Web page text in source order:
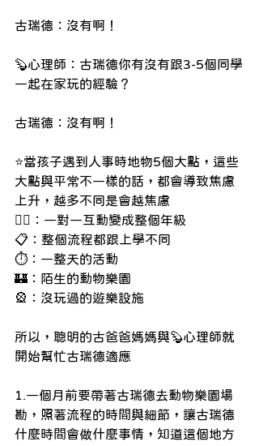
古瑞德：沒有啊！
🦫心理師：古瑞德你有沒有跟3-5個同學
一起在家玩的經驗？
古瑞德：沒有啊！
⭐️當孩子遇到人事時地物5個大點，這些
大點與平常不一樣的話，都會導致焦慮
上升，越多不同是會越焦慮
💁‍♀️：一對一互動變成整個年級
📋：整個流程都跟上學不同
⏱️：一整天的活動
🏰：陌生的動物樂園
🎡：沒玩過的遊樂設施
所以，聰明的古爸爸媽媽與🦫心理師就
開始幫忙古瑞德適應
1.一個月前要帶著古瑞德去動物樂園場
勘，照著流程的時間與細節，讓古瑞德
什麼時間會做什麼事情，知道這個地方